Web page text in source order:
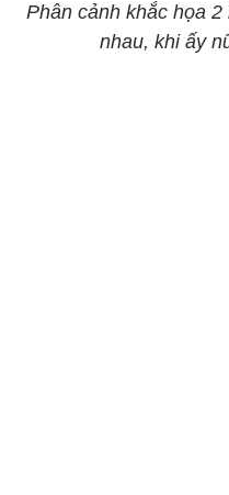
Phân cảnh khắc họa
nhau, khi ấy